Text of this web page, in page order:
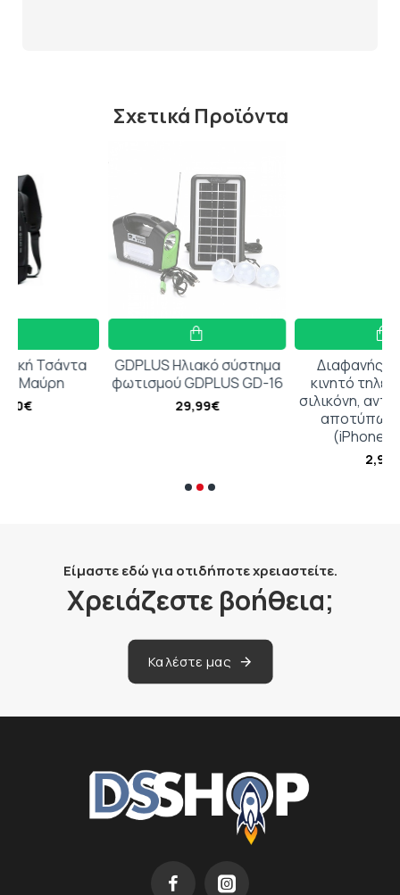
Σχετικά Προϊόντα
GDPLUS Ηλιακό σύστημα
φωτισμού GDPLUS GD-16
Διαφανής θήκη από
κινητό τηλέφωνο από
σιλικόνη, αντι-δακτυλικό
αποτύπωμα 1.5mm
(iPhone 13 mini)
Είμαστε εδώ για οτιδήποτε χρειαστείτε.
Χρειάζεστε βοήθεια;
Καλέστε μας